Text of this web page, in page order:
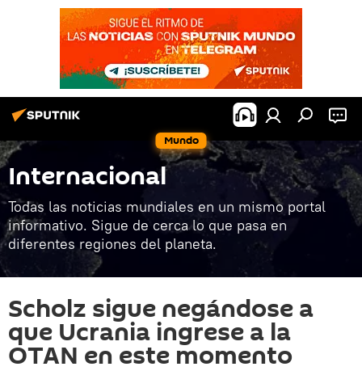
Mundo
Internacional
Todas las noticias mundiales en un mismo portal
informativo. Sigue de cerca lo que pasa en
diferentes regiones del planeta.
Scholz sigue negándose a
que Ucrania ingrese a la
OTAN en este momento